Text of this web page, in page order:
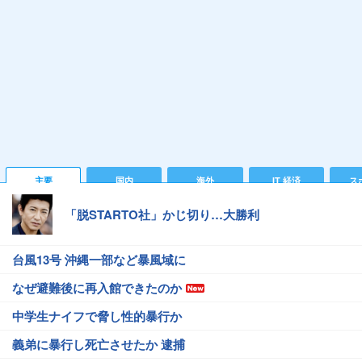
主要 国内 海外 IT 経済 ス
「脱STARTO社」かじ切り…大勝利
台風13号 沖縄一部など暴風域に
なぜ避難後に再入館できたのか
中学生ナイフで脅し性的暴行か
義弟に暴行し死亡させたか 逮捕